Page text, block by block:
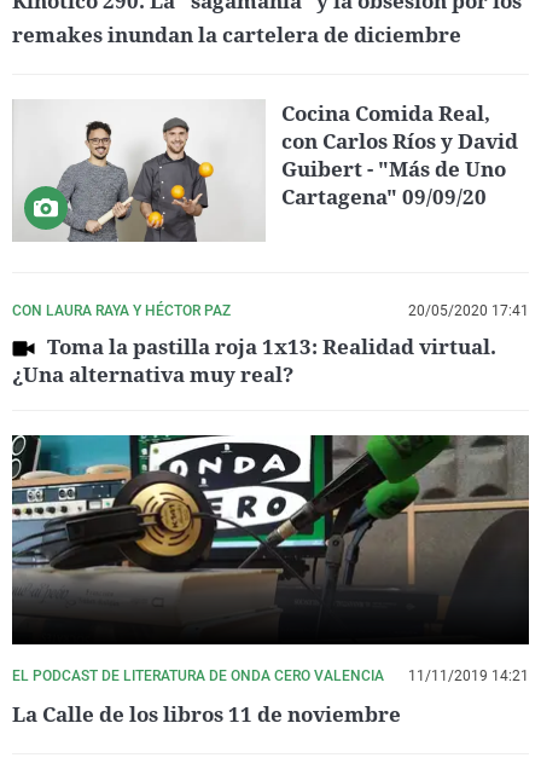
remakes inundan la cartelera de diciembre
Cocina Comida Real,
con Carlos Ríos y David
Guibert - "Más de Uno
Cartagena" 09/09/20
CON LAURA RAYA Y HÉCTOR PAZ 20/05/2020 17:41
Toma la pastilla roja 1x13: Realidad virtual.
¿Una alternativa muy real?
EL PODCAST DE LITERATURA DE ONDA CERO VALENCIA 11/11/2019 14:21
La Calle de los libros 11 de noviembre